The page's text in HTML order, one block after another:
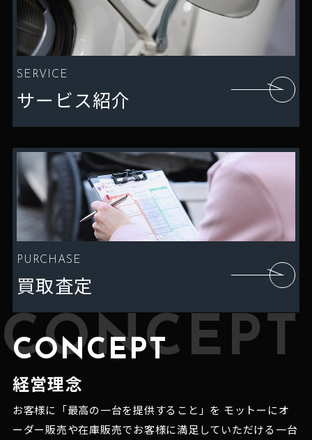
SERVICE
サービス紹介
PURCHASE
買取査定
CONCEPT
CONCEPT
経営理念
お客様に「最高の一台を提供すること」を モットーにオ
ーダー販売や在庫販売でお客様に満足していただける一台